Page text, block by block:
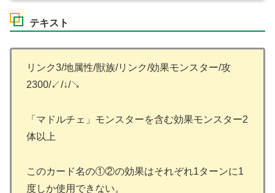
テキスト
リンク3/地属性/獣族/リンク/効果モンスター/攻
2300/↙/↓/↘
「マドルチェ」モンスターを含む効果モンスター2
体以上
このカード名の①②の効果はそれぞれ1ターンに1
度しか使用できない。